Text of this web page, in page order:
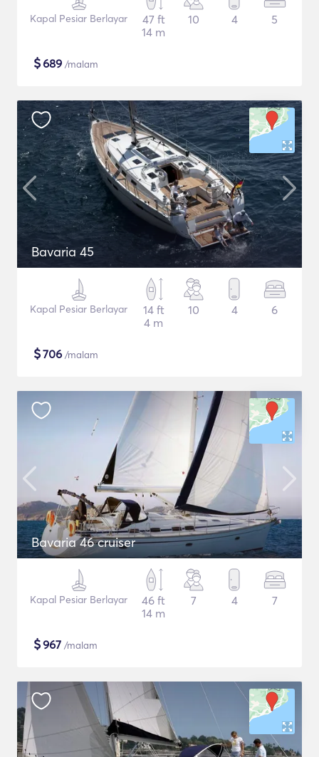
Kapal Pesiar Berlayar
47 ft
14 m
10 4 5
$689 /malam
Bavaria 45
Kapal Pesiar Berlayar
14 ft
4 m
10 4 6
$706 /malam
Bavaria 46 cruiser
Kapal Pesiar Berlayar
46 ft
14 m
7 4 7
$967 /malam